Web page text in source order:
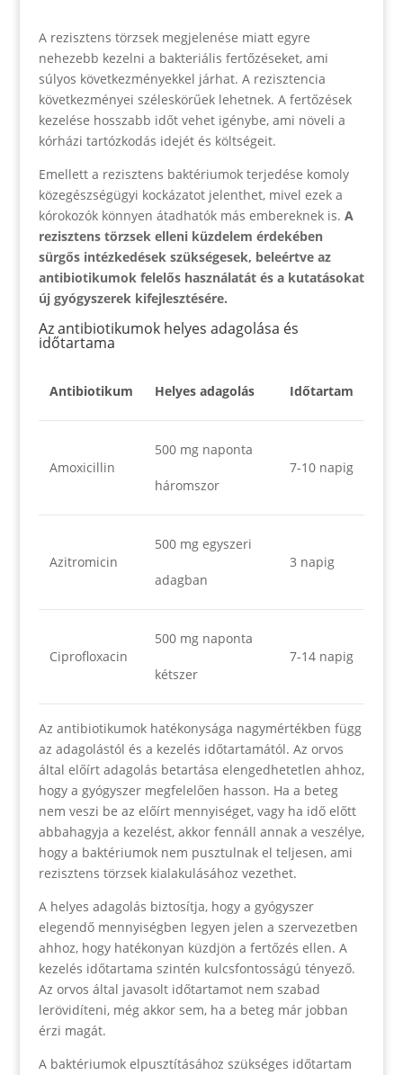
A rezisztens törzsek megjelenése miatt egyre
nehezebb kezelni a bakteriális fertőzéseket, ami
súlyos következményekkel járhat. A rezisztencia
következményei széleskörűek lehetnek. A fertőzések
kezelése hosszabb időt vehet igénybe, ami növeli a
kórházi tartózkodás idejét és költségeit.
Emellett a rezisztens baktériumok terjedése komoly
közegészségügyi kockázatot jelenthet, mivel ezek a
kórokozók könnyen átadhatók más embereknek is. A
rezisztens törzsek elleni küzdelem érdekében
sürgős intézkedések szükségesek, beleértve az
antibiotikumok felelős használatát és a kutatásokat
új gyógyszerek kifejlesztésére.
Az antibiotikumok helyes adagolása és
időtartama
Antibiotikum Helyes adagolás Időtartam
Amoxicillin
500 mg naponta
háromszor
7-10 napig
Azitromicin
500 mg egyszeri
adagban
3 napig
Ciprofloxacin
500 mg naponta
kétszer
7-14 napig
Az antibiotikumok hatékonysága nagymértékben függ
az adagolástól és a kezelés időtartamától. Az orvos
által előírt adagolás betartása elengedhetetlen ahhoz,
hogy a gyógyszer megfelelően hasson. Ha a beteg
nem veszi be az előírt mennyiséget, vagy ha idő előtt
abbahagyja a kezelést, akkor fennáll annak a veszélye,
hogy a baktériumok nem pusztulnak el teljesen, ami
rezisztens törzsek kialakulásához vezethet.
A helyes adagolás biztosítja, hogy a gyógyszer
elegendő mennyiségben legyen jelen a szervezetben
ahhoz, hogy hatékonyan küzdjön a fertőzés ellen. A
kezelés időtartama szintén kulcsfontosságú tényező.
Az orvos által javasolt időtartamot nem szabad
lerövidíteni, még akkor sem, ha a beteg már jobban
érzi magát.
A baktériumok elpusztításához szükséges időtartam